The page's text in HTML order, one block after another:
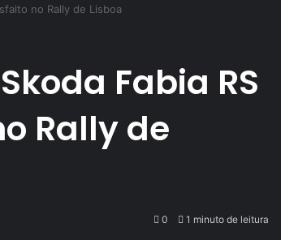
no Rally de Lisboa
Fabia RS
Rally de
0 1 minuto de leitura